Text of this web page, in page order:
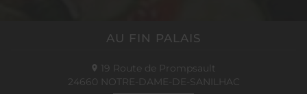
AU FIN PALAIS
19 Route de Prompsault
24660 NOTRE-DAME-DE-SANILHAC